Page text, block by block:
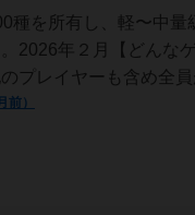
種を所有し、軽〜中
2026年２月【どんな
プレイヤーも含め全
前）